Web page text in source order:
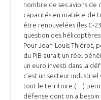
nombre de ses avions de
capacités en matière de
être renouvelées (les C-
question des
Pour Jean-Louis Thiérot,
du PIB aurait un réel
un euro investi dans la
c’est un secteur
tout le territoire (…)
défense dont on a